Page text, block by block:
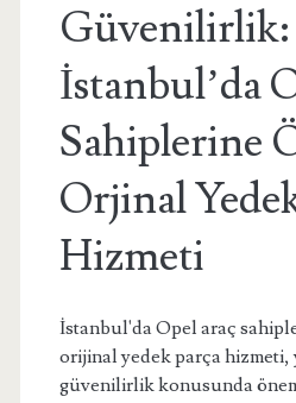
Güvenilirlik:
İstanbul’da
Sahiplerine
Orjinal
Hizmeti
İstanbul'da Opel araç
orijinal yedek parça
güvenilirlik konusunda